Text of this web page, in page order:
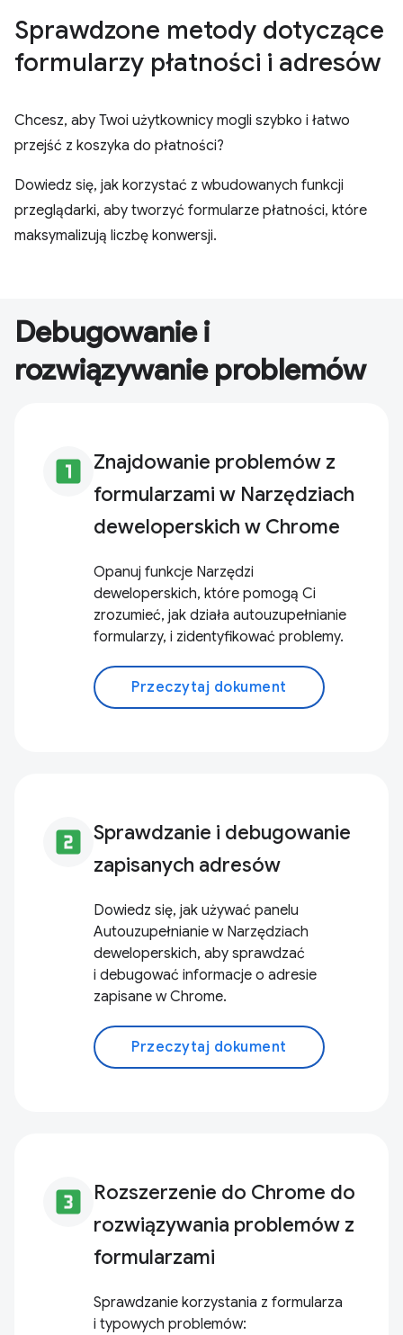
Sprawdzone metody dotyczące
formularzy płatności i adresów
Chcesz, aby Twoi użytkownicy mogli szybko i łatwo
przejść z koszyka do płatności?
Dowiedz się, jak korzystać z wbudowanych funkcji
przeglądarki, aby tworzyć formularze płatności, które
maksymalizują liczbę konwersji.
Debugowanie i
rozwiązywanie problemów
looks_one Znajdowanie problemów z
formularzami w Narzędziach
deweloperskich w Chrome
Opanuj funkcje Narzędzi
deweloperskich, które pomogą Ci
zrozumieć, jak działa autouzupełnianie
formularzy, i zidentyfikować problemy.
Przeczytaj dokument
looks_two Sprawdzanie i debugowanie
zapisanych adresów
Dowiedz się, jak używać panelu
Autouzupełnianie w Narzędziach
deweloperskich, aby sprawdzać
i debugować informacje o adresie
zapisane w Chrome.
Przeczytaj dokument
looks_3 Rozszerzenie do Chrome do
rozwiązywania problemów z
formularzami
Sprawdzanie korzystania z formularza
i typowych problemów: